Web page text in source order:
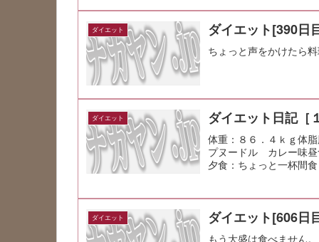
ダイエット ダイエット[390日
ちょっと声をかけたら
ダイエット ダイエット日記［
体重：８６．４ｋｇ体
プヌードル カレー味昼
夕食：ちょっと一杯間
ダイエット ダイエット[606日
もう大盛は食べません。